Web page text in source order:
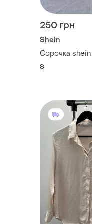
250 грн
Shein
Сорочка shein
S